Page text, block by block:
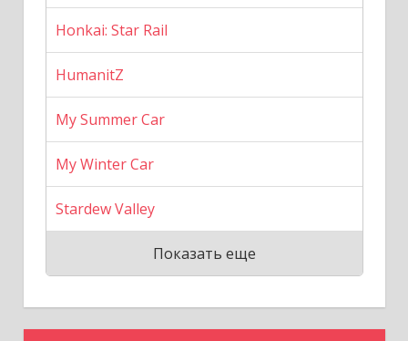
Honkai: Star Rail
HumanitZ
My Summer Car
My Winter Car
Stardew Valley
Показать еще